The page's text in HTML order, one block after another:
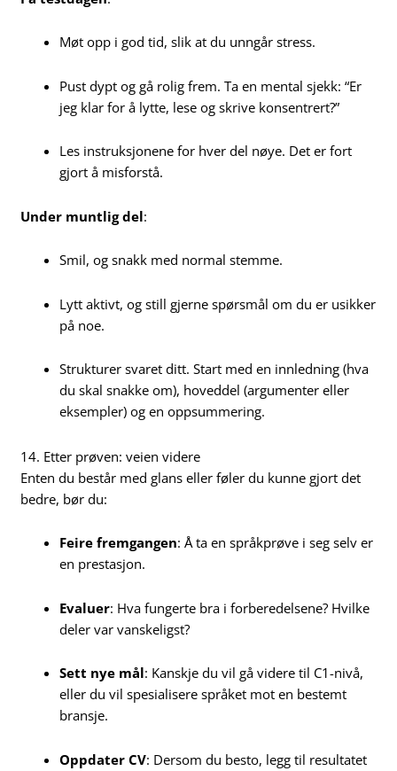
Møt opp i god tid, slik at du unngår stress.
Pust dypt og gå rolig frem. Ta en mental sjekk: “Er
jeg klar for å lytte, lese og skrive konsentrert?”
Les instruksjonene for hver del nøye. Det er fort
gjort å misforstå.
Under muntlig del:
Smil, og snakk med normal stemme.
Lytt aktivt, og still gjerne spørsmål om du er usikker
på noe.
Strukturer svaret ditt. Start med en innledning (hva
du skal snakke om), hoveddel (argumenter eller
eksempler) og en oppsummering.
14. Etter prøven: veien videre
Enten du består med glans eller føler du kunne gjort det
bedre, bør du:
Feire fremgangen: Å ta en språkprøve i seg selv er
en prestasjon.
Evaluer: Hva fungerte bra i forberedelsene? Hvilke
deler var vanskeligst?
Sett nye mål: Kanskje du vil gå videre til C1-nivå,
eller du vil spesialisere språket mot en bestemt
bransje.
Oppdater CV: Dersom du besto, legg til resultatet